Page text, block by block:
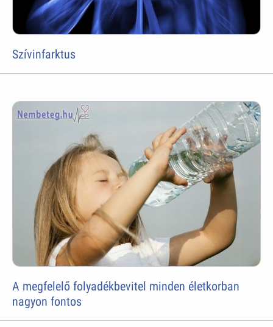
Szívinfarktus
A megfelelő folyadékbevitel minden életkorban
nagyon fontos